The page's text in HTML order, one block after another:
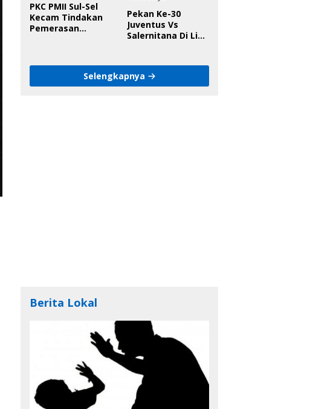
PKC PMII Sul-Sel
Kecam Tindakan
Pemerasan
Tanggung Jawab
Pekan Ke-30
Juventus Vs
Salernitana Di Liga
Selengkapnya
Berita Lokal